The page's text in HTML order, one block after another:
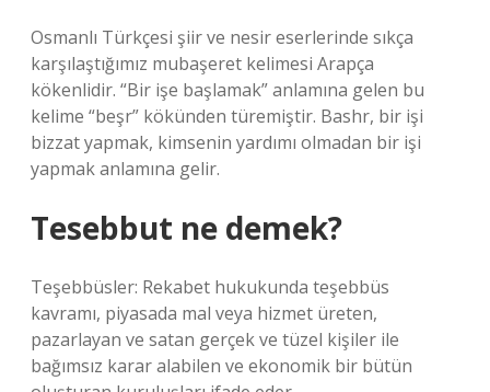
Osmanlı Türkçesi şiir ve nesir eserlerinde sıkça
karşılaştığımız mubaşeret kelimesi Arapça
kökenlidir. “Bir işe başlamak” anlamına gelen bu
kelime “beşr” kökünden türemiştir. Bashr, bir işi
bizzat yapmak, kimsenin yardımı olmadan bir işi
yapmak anlamına gelir.
Tesebbut ne demek?
Teşebbüsler: Rekabet hukukunda teşebbüs
kavramı, piyasada mal veya hizmet üreten,
pazarlayan ve satan gerçek ve tüzel kişiler ile
bağımsız karar alabilen ve ekonomik bir bütün